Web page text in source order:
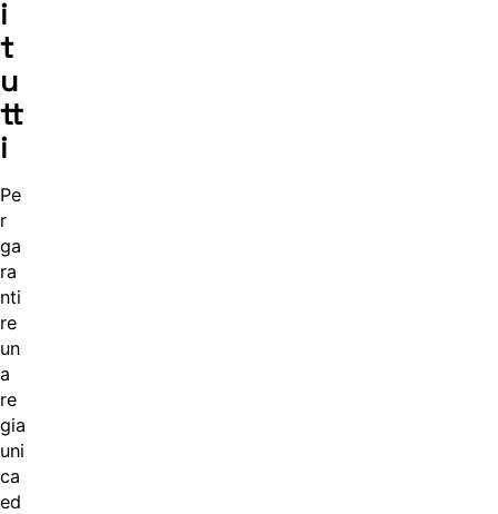
i
t
u
tt
i
Pe
r
ga
ra
nti
re
un
a
re
gia
uni
ca
ed